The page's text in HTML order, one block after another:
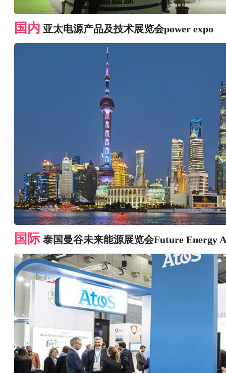
国内 亚太电源产品及技术展览会power expo
国际 泰国曼谷未来能源展览会Future Energy